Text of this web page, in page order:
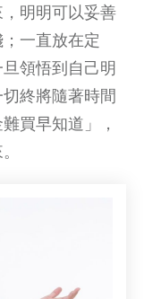
明明可以妥善
一直放在定
領悟到自己明
終將隨著時間
買早知道」，